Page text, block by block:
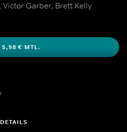
Victor Garber, Brett Kelly
5,98 € MTL.
DETAILS